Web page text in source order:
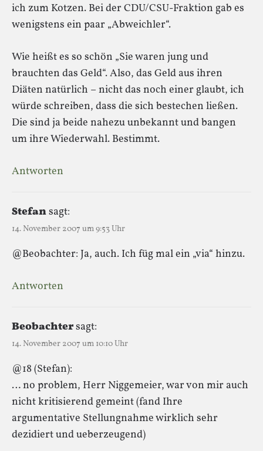
ich zum Kotzen. Bei der CDU/CSU-Fraktion gab es
wenigstens ein paar „Abweichler“.
Wie heißt es so schön „Sie waren jung und
brauchten das Geld“. Also, das Geld aus ihren
Diäten natürlich – nicht das noch einer glaubt, ich
würde schreiben, dass die sich bestechen ließen.
Die sind ja beide nahezu unbekannt und bangen
um ihre Wiederwahl. Bestimmt.
Antworten
Stefansagt:
14. November 2007 um 9:53 Uhr
@Beobachter: Ja, auch. Ich füg mal ein „via“ hinzu.
Antworten
Beobachtersagt:
14. November 2007 um 10:10 Uhr
@18 (Stefan):
… no problem, Herr Niggemeier, war von mir auch
nicht kritisierend gemeint (fand Ihre
argumentative Stellungnahme wirklich sehr
dezidiert und ueberzeugend)